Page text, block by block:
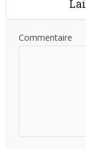
Commentaire